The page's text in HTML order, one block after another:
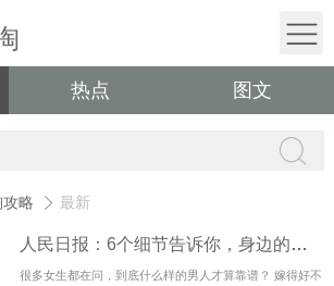
热点 图文
略 最新
人民日报：6个细节告诉你，身边的人谁最靠谱
很多女生都在问，到底什么样的男人才算靠谱？ 嫁得好不